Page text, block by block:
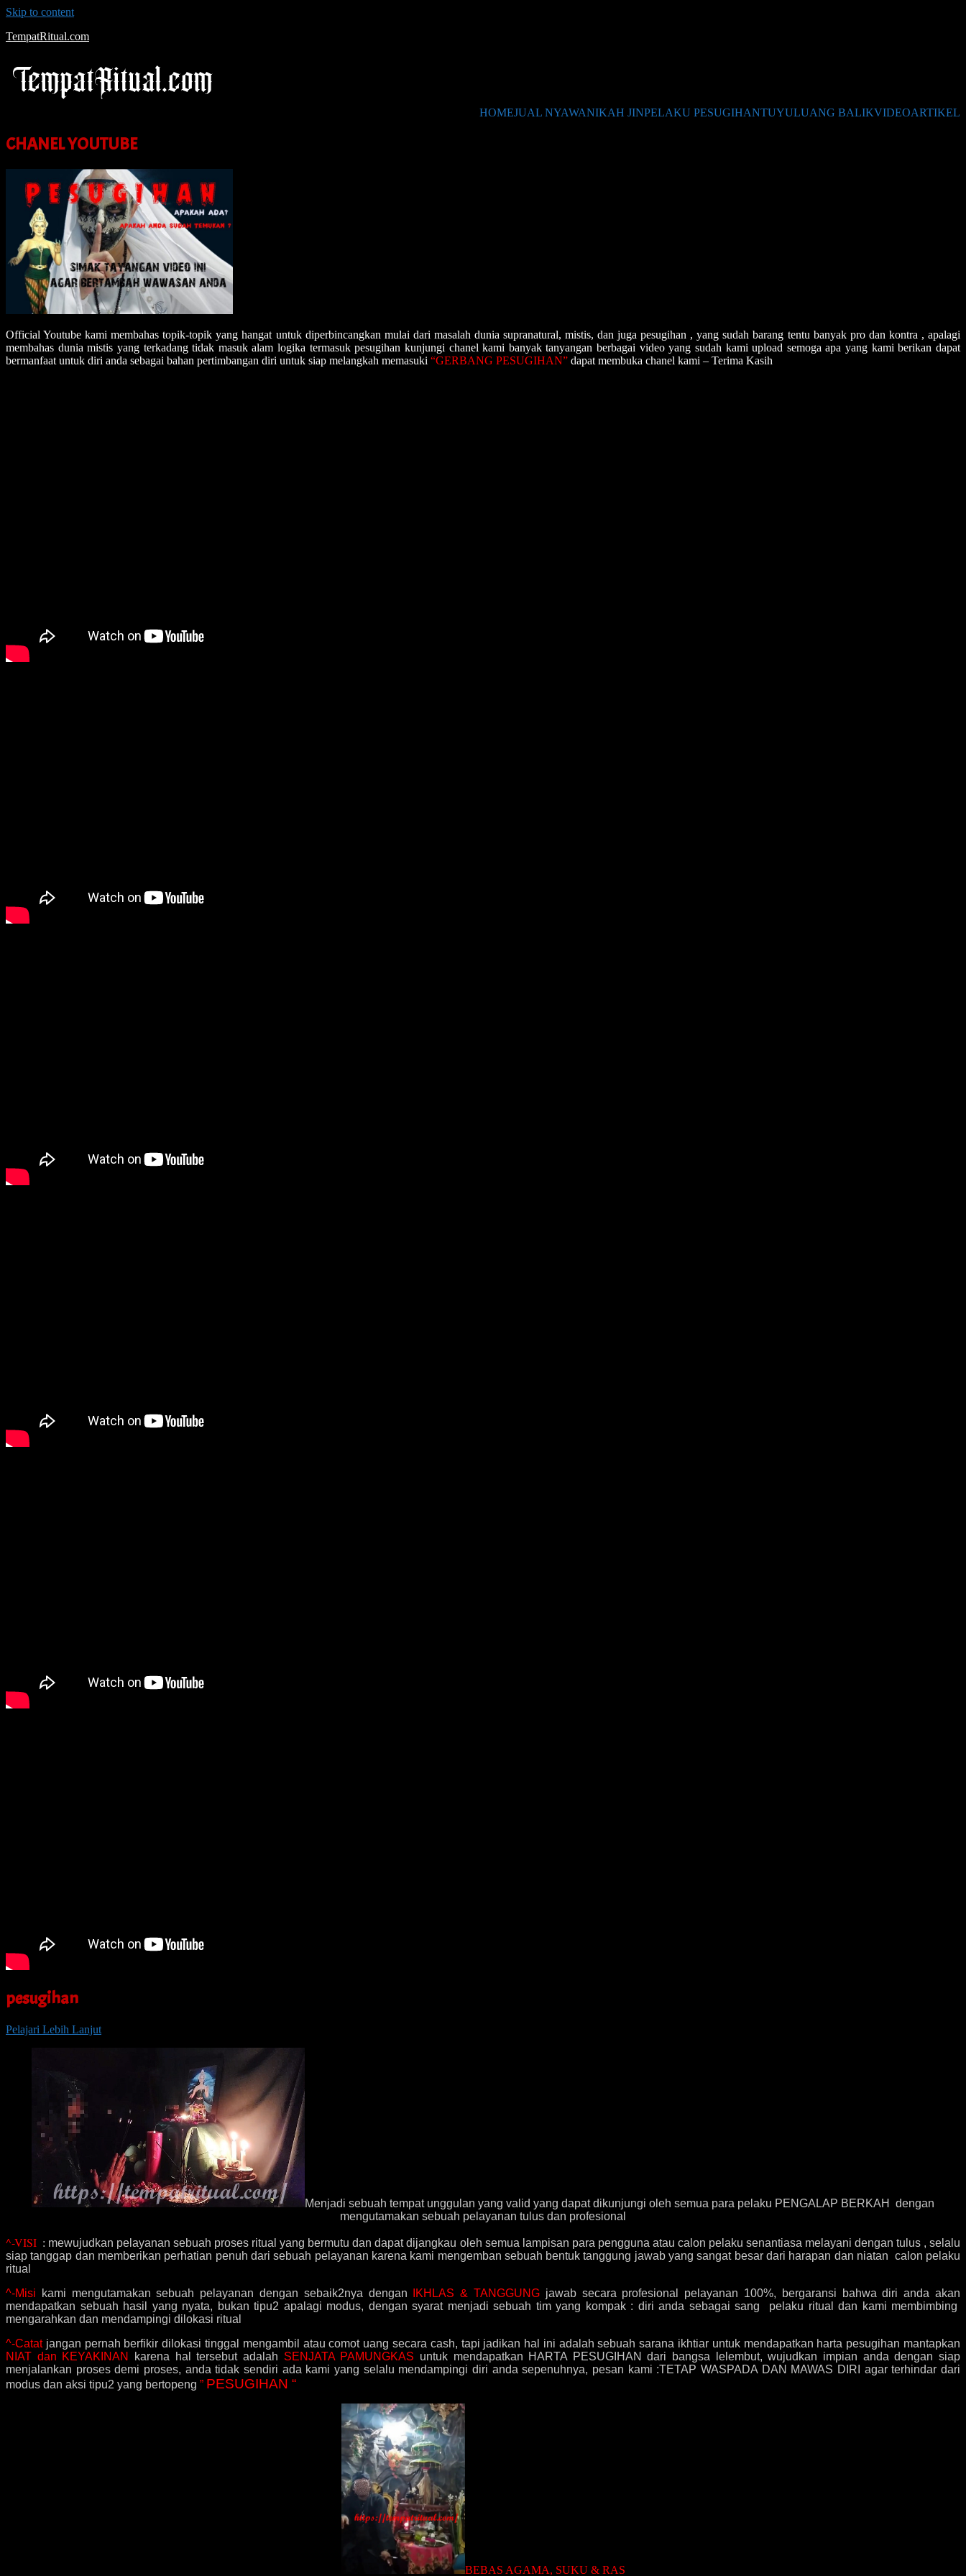
Skip to content
TempatRitual.com
HOMEJUAL NYAWANIKAH JINPELAKU PESUGIHANTUYULUANG BALIKVIDEOARTIKEL
CHANEL YOUTUBE
Official Youtube kami membahas topik-topik yang hangat untuk diperbincangkan mulai dari masalah dunia supranatural, mistis, dan juga pesugihan , yang sudah barang tentu banyak pro dan kontra , apalagi
membahas dunia mistis yang terkadang tidak masuk alam logika termasuk pesugihan kunjungi chanel kami banyak tanyangan berbagai video yang sudah kami upload semoga apa yang kami berikan dapat
bermanfaat untuk diri anda sebagai bahan pertimbangan diri untuk siap melangkah memasuki “GERBANG PESUGIHAN” dapat membuka chanel kami – Terima Kasih
pesugihan
Pelajari Lebih Lanjut
Menjadi sebuah tempat unggulan yang valid yang dapat dikunjungi oleh semua para pelaku PENGALAP BERKAH dengan
mengutamakan sebuah pelayanan tulus dan profesional
^-VISI : mewujudkan pelayanan sebuah proses ritual yang bermutu dan dapat dijangkau oleh semua lampisan para pengguna atau calon pelaku senantiasa melayani dengan tulus , selalu
siap tanggap dan memberikan perhatian penuh dari sebuah pelayanan karena kami mengemban sebuah bentuk tanggung jawab yang sangat besar dari harapan dan niatan calon pelaku
ritual
^-Misi kami mengutamakan sebuah pelayanan dengan sebaik2nya dengan IKHLAS & TANGGUNG jawab secara profesional pelayanan 100%, bergaransi bahwa diri anda akan
mendapatkan sebuah hasil yang nyata, bukan tipu2 apalagi modus, dengan syarat menjadi sebuah tim yang kompak : diri anda sebagai sang pelaku ritual dan kami membimbing
mengarahkan dan mendampingi dilokasi ritual
^-Catatjangan pernah berfikir dilokasi tinggal mengambil atau comot uang secara cash, tapi jadikan hal ini adalah sebuah sarana ikhtiar untuk mendapatkan harta pesugihan mantapkan
NIAT dan KEYAKINAN
karena hal tersebut adalah SENJATA PAMUNGKAS untuk mendapatkan HARTA PESUGIHAN dari bangsa lelembut, wujudkan impian anda dengan siap
menjalankan proses demi proses, anda tidak sendiri ada kami yang selalu mendampingi diri anda sepenuhnya, pesan kami :TETAP WASPADA DAN MAWAS DIRI agar terhindar dari
modus dan aksi tipu2 yang bertopeng ” PESUGIHAN “
BEBAS AGAMA, SUKU & RAS